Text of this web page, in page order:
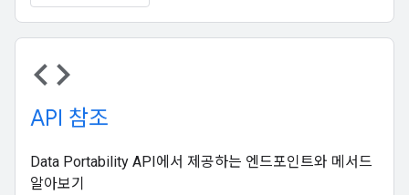
code
API 참조
Data Portability API에서 제공하는 엔드포인트와 메서드
알아보기